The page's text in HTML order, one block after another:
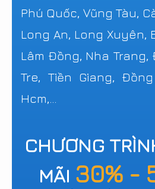
Phú Quốc, Vũng Tàu,
Long An, Long Xuyên,
Lâm Đồng, Nha Trang,
Tre, Tiền Giang,
Hcm,...
CHƯƠNG
MÃI 30% -